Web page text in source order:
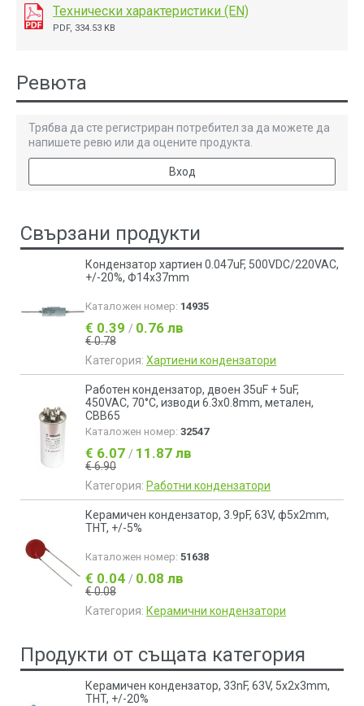
Технически характеристики (EN)
PDF, 334.53 KB
Ревюта
Трябва да сте регистриран потребител за да можете да
напишете ревю или да оцените продукта.
Вход
Свързани продукти
Кондензатор хартиен 0.047uF, 500VDC/220VAC,
+/-20%, Ф14x37mm
Каталожен номер: 14935
€ 0.39 / 0.76 лв
€ 0.78
Категория: Хартиени кондензатори
Работен кондензатор, двоен 35uF + 5uF,
450VAC, 70°C, изводи 6.3x0.8mm, метален,
CBB65
Каталожен номер: 32547
€ 6.07 / 11.87 лв
€ 6.90
Категория: Работни кондензатори
Керамичен кондензатор, 3.9pF, 63V, ф5x2mm,
THT, +/-5%
Каталожен номер: 51638
€ 0.04 / 0.08 лв
€ 0.08
Категория: Керамични кондензатори
Продукти от същата категория
Керамичен кондензатор, 33nF, 63V, 5x2x3mm,
THT, +/-20%